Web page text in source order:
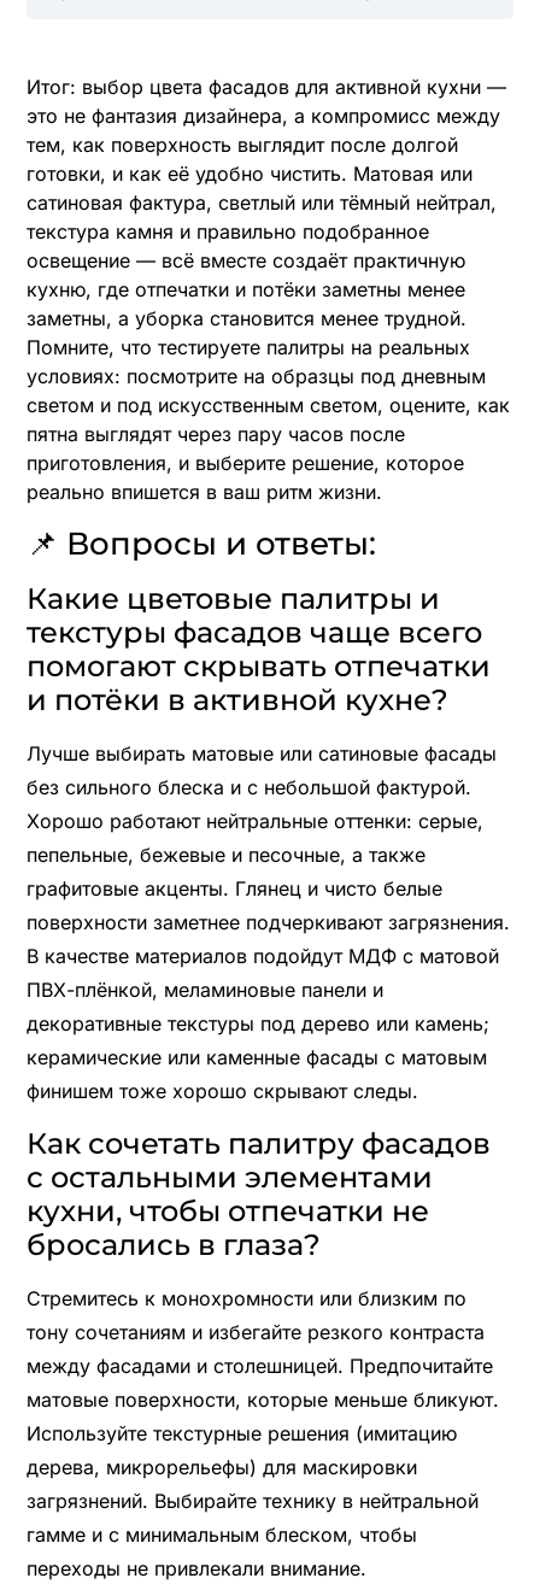
Итог: выбор цвета фасадов для активной кухни —
это не фантазия дизайнера, а компромисс между
тем, как поверхность выглядит после долгой
готовки, и как её удобно чистить. Матовая или
сатиновая фактура, светлый или тёмный нейтрал,
текстура камня и правильно подобранное
освещение — всё вместе создаёт практичную
кухню, где отпечатки и потёки заметны менее
заметны, а уборка становится менее трудной.
Помните, что тестируете палитры на реальных
условиях: посмотрите на образцы под дневным
светом и под искусственным светом, оцените, как
пятна выглядят через пару часов после
приготовления, и выберите решение, которое
реально впишется в ваш ритм жизни.
📌 Вопросы и ответы:
Какие цветовые палитры и
текстуры фасадов чаще всего
помогают скрывать отпечатки
и потёки в активной кухне?
Лучше выбирать матовые или сатиновые фасады
без сильного блеска и с небольшой фактурой.
Хорошо работают нейтральные оттенки: серые,
пепельные, бежевые и песочные, а также
графитовые акценты. Глянец и чисто белые
поверхности заметнее подчеркивают загрязнения.
В качестве материалов подойдут МДФ с матовой
ПВХ-плёнкой, меламиновые панели и
декоративные текстуры под дерево или камень;
керамические или каменные фасады с матовым
финишем тоже хорошо скрывают следы.
Как сочетать палитру фасадов
с остальными элементами
кухни, чтобы отпечатки не
бросались в глаза?
Стремитесь к монохромности или близким по
тону сочетаниям и избегайте резкого контраста
между фасадами и столешницей. Предпочитайте
матовые поверхности, которые меньше бликуют.
Используйте текстурные решения (имитацию
дерева, микрорельефы) для маскировки
загрязнений. Выбирайте технику в нейтральной
гамме и с минимальным блеском, чтобы
переходы не привлекали внимание.